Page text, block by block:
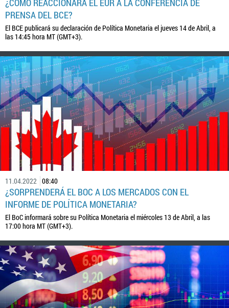
¿CÓMO REACCIONARÁ EL EUR A LA CONFERENCIA DE
PRENSA DEL BCE?
El BCE publicará su declaración de Política Monetaria el jueves 14 de Abril, a
las 14:45 hora MT (GMT+3).
11.04.2022 08:40
¿SORPRENDERÁ EL BOC A LOS MERCADOS CON EL
INFORME DE POLÍTICA MONETARIA?
El BoC informará sobre su Política Monetaria el miércoles 13 de Abril, a las
17:00 hora MT (GMT+3).